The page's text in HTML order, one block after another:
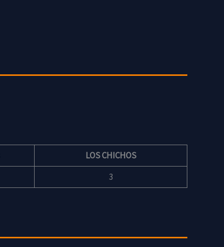
LOS CHICHOS
3